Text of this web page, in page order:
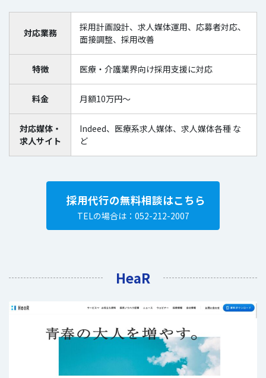
対応業務
採用計画設計、求人媒体運用、応募者対応、
面接調整、採用改善
特徴 医療・介護業界向け採用支援に対応
料金 月額10万円～
対応媒体・
求人サイト
Indeed、医療系求人媒体、求人媒体各種 な
ど
採用代行の無料相談はこちら
TELの場合は：052-212-2007
HeaR